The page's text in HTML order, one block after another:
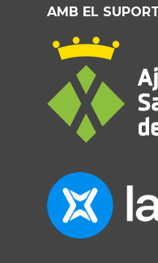
AMB EL